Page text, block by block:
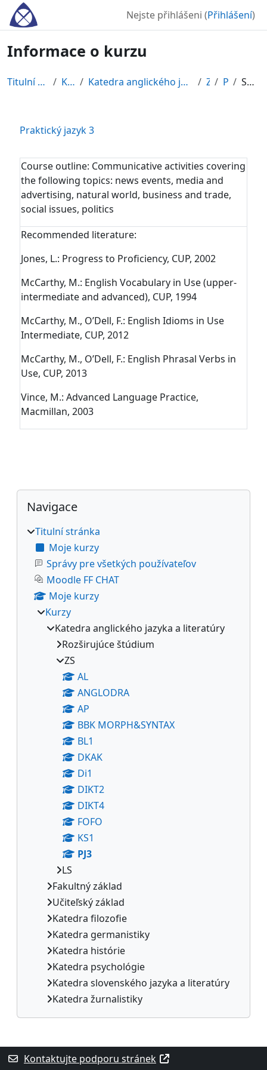
Přejít k hlavnímu obsahu
Nejste přihlášeni (Přihlášení)
Informace o kurzu
Titulní stránka Kurzy Katedra anglického jazyka a literatúry ZS PJ3 Souhrn
Praktický jazyk 3
Course outline: Communicative activities covering
the following topics: news events, media and
advertising, natural world, business and trade,
social issues, politics
Recommended literature:
Jones, L.: Progress to Proficiency, CUP, 2002
McCarthy, M.: English Vocabulary in Use (upper-
intermediate and advanced), CUP, 1994
McCarthy, M., O’Dell, F.: English Idioms in Use
Intermediate, CUP, 2012
McCarthy, M., O’Dell, F.: English Phrasal Verbs in
Use, CUP, 2013
Vince, M.: Advanced Language Practice,
Macmillan, 2003
Bloky
Přeskočit: Navigace
Navigace
Titulní stránka
Moje kurzy
Správy pre všetkých používateľov
Moodle FF CHAT
Moje kurzy
Kurzy
Katedra anglického jazyka a literatúry
Rozširujúce štúdium
ZS
AL
ANGLODRA
AP
BBK MORPH&SYNTAX
BL1
DKAK
Di1
DIKT2
DIKT4
FOFO
KS1
PJ3
LS
Fakultný základ
Učiteľský základ
Katedra filozofie
Katedra germanistiky
Katedra histórie
Katedra psychológie
Katedra slovenského jazyka a literatúry
Katedra žurnalistiky
Supplementary blocks
Kontaktujte podporu stránek